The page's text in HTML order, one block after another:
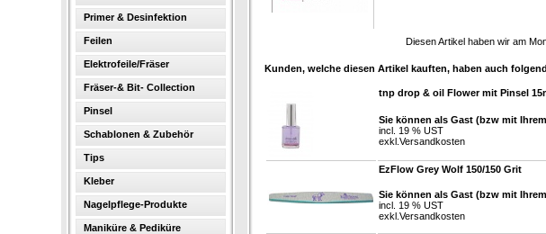
Primer & Desinfektion
Feilen
Elektrofeile/Fräser
Fräser-& Bit- Collection
Pinsel
Schablonen & Zubehör
Tips
Kleber
Nagelpflege-Produkte
Maniküre & Pediküre
Diesen Artikel haben wir am
Kunden, welche diesen Artikel kauften, haben auch
tnp drop & oil Flower mit Pinsel
Sie können als Gast (bzw mit
incl. 19 % UST
exkl. Versandkosten
EzFlow Grey Wolf 150/150 Grit
Sie können als Gast (bzw mit
incl. 19 % UST
exkl. Versandkosten